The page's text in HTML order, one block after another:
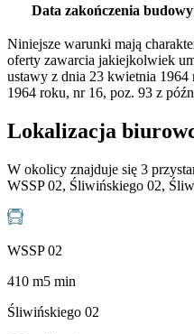
Data zakończenia budowy
Niniejsze warunki mają
oferty zawarcia jakiejkolwiek
ustawy z dnia 23 kwietnia
1964 roku, nr 16, poz. 93 z
Lokalizacja
W okolicy znajduje się 3
WSSP 02, Śliwińskiego 02,
WSSP 02
410 m5 min
Śliwińskiego 02